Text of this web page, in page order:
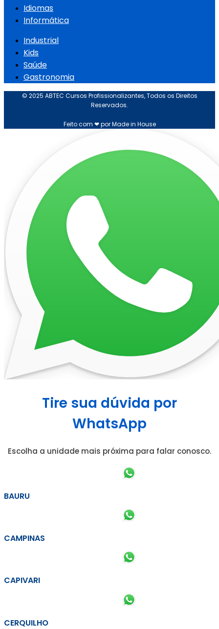
Idiomas
Informática
Industrial
Kids
Saúde
Gastronomia
© 2025 ABTEC Cursos Profissionalizantes, Todos os Direitos
Reservados.
Feito com ❤ por Made in House
Tire sua dúvida por
WhatsApp
Escolha a unidade mais próxima para falar conosco.
BAURU
CAMPINAS
CAPIVARI
CERQUILHO